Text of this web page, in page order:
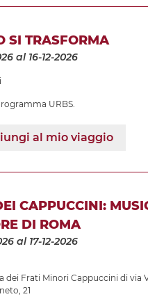
SI TRASFORMA
al 16-12-2026
URBS.
al mio viaggio
CAPPUCCINI:
DI ROMA
al 17-12-2026
dei Frati Minori Cappuccini di via
21